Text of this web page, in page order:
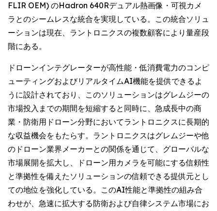
FLIR OEM) のHadron 640Rデュアル熱画像・可視カメ
ラとのシームレスな統合を実現している。この統合ソリュ
ーションは現在、ラントロニクスの複数顧客により量産段
階にある。
ドローンインテグレーターが高性能・低消費電力のコンピ
ューティングおよびリアルタイムAI機能を提供できるよ
うに設計されており、このソリューションはグレムジーの
市場投入までの期間を短縮すると同時に、急成長中の商
業・防衛用ドローン分野においてラントロニクスに長期的
な収益機会をもたらす。ラントロニクスはグレムジーや他
のドローン業界メーカーとの関係を通じて、グローバルな
市場展開を拡大し、ドローン用カメラを可能にする信頼性
と準拠性を備えたソリューションの信頼できる提供元とし
ての地位を強化している。このAI性能と準拠性の組み合
わせが、急速に拡大する防衛および自律システム市場にお